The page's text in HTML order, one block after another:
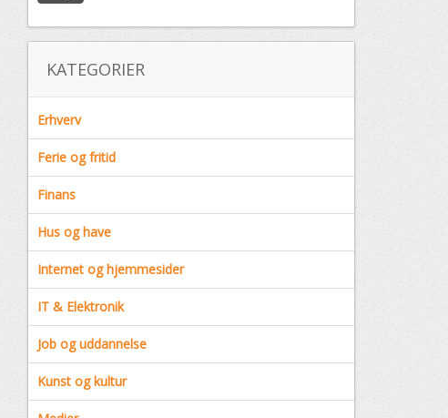
KATEGORIER
Erhverv
Ferie og fritid
Finans
Hus og have
Internet og hjemmesider
IT & Elektronik
Job og uddannelse
Kunst og kultur